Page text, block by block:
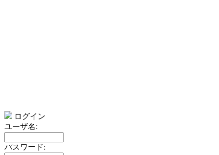
ログイン
ユーザ名:
パスワード: